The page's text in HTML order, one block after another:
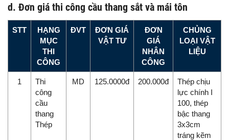
d. Đơn giá thi công cầu thang sắt và mái tôn
STT
HẠNG
MỤC
THI
CÔNG
ĐVT
ĐƠN GIÁ
VẬT TƯ
ĐƠN
GIÁ
NHÂN
CÔNG
CHỦNG
LOẠI VẬT
LIỆU
1
Thi
công
cầu
thang
Thép
MD 125.0000đ 200.000đ
Thép chịu
lực chính I
100, thép
bậc thang
3x3cm
tráng kẽm